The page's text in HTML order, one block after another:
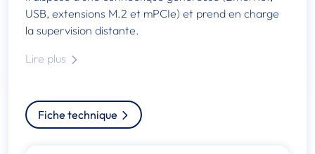
USB, extensions M.2 et mPCIe) et prend en charge
la supervision distante.
Lire plus
Fiche technique